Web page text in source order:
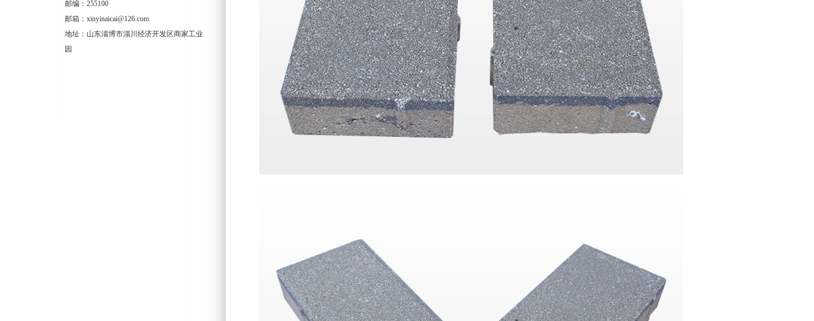
邮编：255100
邮箱：xinyinaicai@126.com
地址：山东淄博市淄川经济开发区商家工业
园